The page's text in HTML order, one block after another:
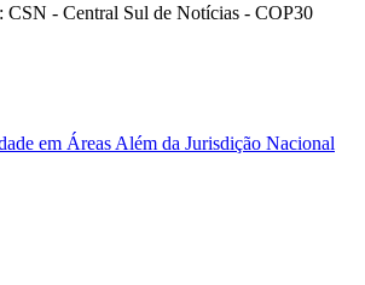
CSN - Central Sul de Notícias - COP30
em Áreas Além da Jurisdição Nacional